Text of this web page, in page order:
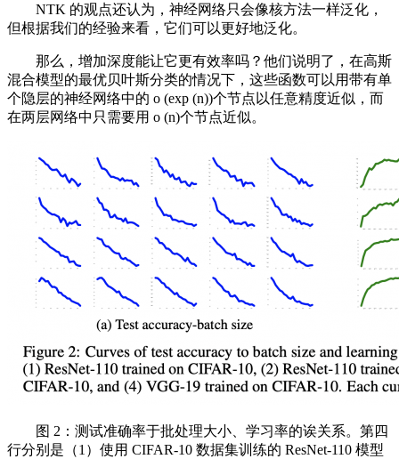
NTK 的观点还认为，神经网络只会像核方法一样泛化，
但根据我们的经验来看，它们可以更好地泛化。
那么，增加深度能让它更有效率吗？他们说明了，在高斯
混合模型的最优贝叶斯分类的情况下，这些函数可以用带有单
个隐层的神经网络中的 o (exp (n))个节点以任意精度近似，而
在两层网络中只需要用 o (n)个节点近似。
图 2：测试准确率于批处理大小、学习率的诶关系。第四
行分别是（1）使用 CIFAR-10 数据集训练的 ResNet-110 模型